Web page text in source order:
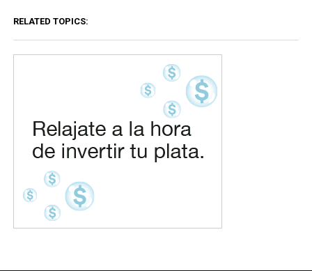
RELATED TOPICS: